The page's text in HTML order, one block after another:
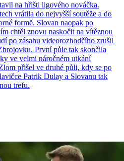
na hřišti ligového nováčka.
vrátila do nejvyšší soutěže a do
formě. Slovan naopak po
chtěl znovu naskočit na vítěznou
po zásahu videorozhodčího zrušil
První půle tak skončila
ve velmi náročném utkání
přišel ve druhé půli, kdy se po
Patrik Dulay a Slovanu tak
trefu.